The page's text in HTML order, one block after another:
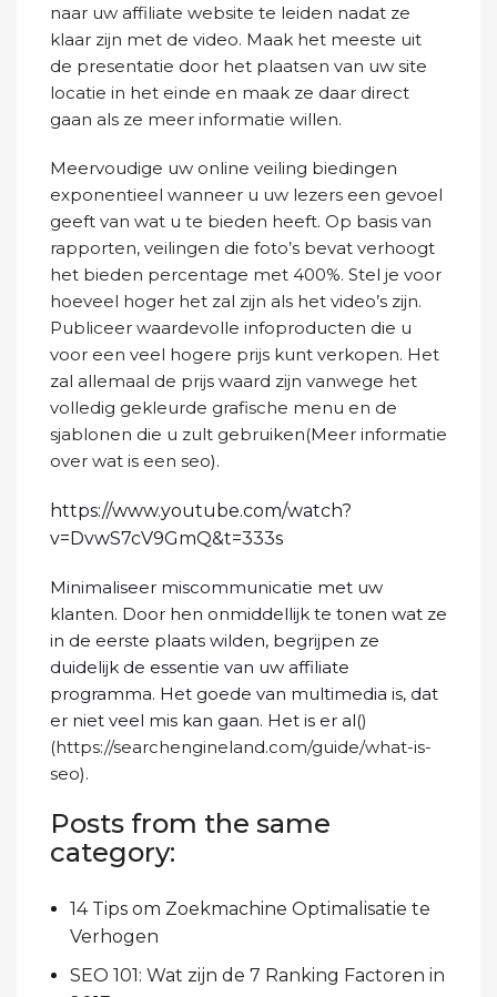
naar uw affiliate website te leiden nadat ze
klaar zijn met de video. Maak het meeste uit
de presentatie door het plaatsen van uw site
locatie in het einde en maak ze daar direct
gaan als ze meer informatie willen.
Meervoudige uw online veiling biedingen
exponentieel wanneer u uw lezers een gevoel
geeft van wat u te bieden heeft. Op basis van
rapporten, veilingen die foto’s bevat verhoogt
het bieden percentage met 400%. Stel je voor
hoeveel hoger het zal zijn als het video’s zijn.
Publiceer waardevolle infoproducten die u
voor een veel hogere prijs kunt verkopen. Het
zal allemaal de prijs waard zijn vanwege het
volledig gekleurde grafische menu en de
sjablonen die u zult gebruiken(Meer informatie
over wat is een seo).
https://www.youtube.com/watch?
v=DvwS7cV9GmQ&t=333s
Minimaliseer miscommunicatie met uw
klanten. Door hen onmiddellijk te tonen wat ze
in de eerste plaats wilden, begrijpen ze
duidelijk de essentie van uw affiliate
programma. Het goede van multimedia is, dat
er niet veel mis kan gaan. Het is er al()
(https://searchengineland.com/guide/what-is-
seo).
Posts from the same
category:
14 Tips om Zoekmachine Optimalisatie te
Verhogen
SEO 101: Wat zijn de 7 Ranking Factoren in